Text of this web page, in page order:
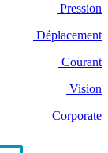
Pression
Déplacement
Courant
Vision
Corporate